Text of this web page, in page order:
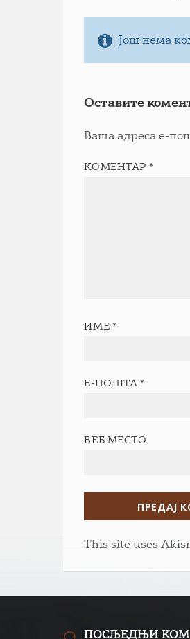
Још нема
Оставите
Ваша адреса е-
КОМЕНТАР *
ИМЕ *
Е-ПОШТА *
ВЕБ МЕСТО
This site uses
ПОСЉЕДЊИ